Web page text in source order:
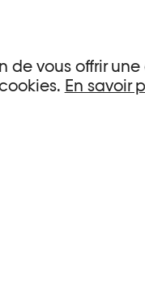
de vous offrir
En savoir